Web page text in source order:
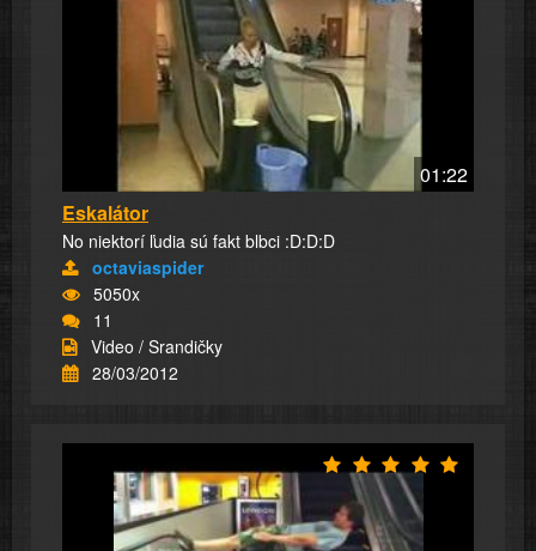
01:22
Eskalátor
No niektorí ľudia sú fakt blbci :D:D:D
octaviaspider
5050x
11
Video / Srandičky
28/03/2012